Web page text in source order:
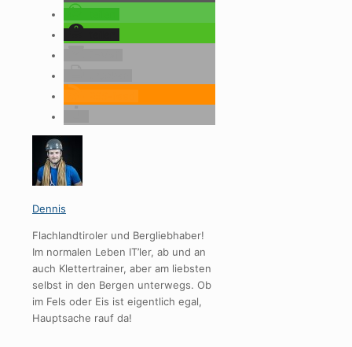
Dennis
Flachlandtiroler und Bergliebhaber!
Im normalen Leben IT’ler, ab und an
auch Klettertrainer, aber am liebsten
selbst in den Bergen unterwegs. Ob
im Fels oder Eis ist eigentlich egal,
Hauptsache rauf da!